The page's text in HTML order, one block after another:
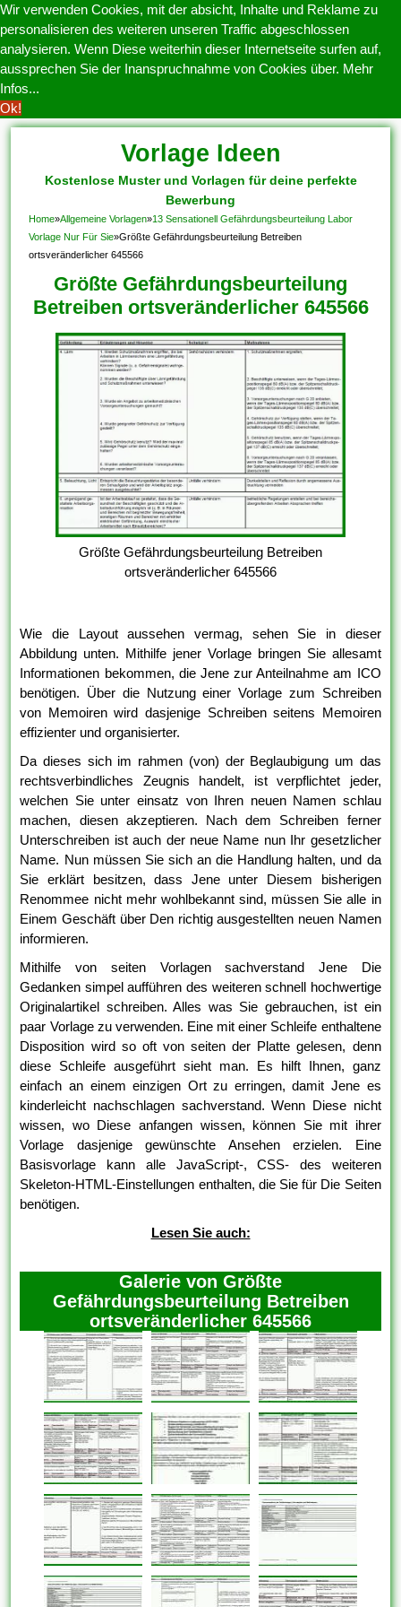
Wir verwenden Cookies, mit der absicht, Inhalte und Reklame zu
personalisieren des weiteren unseren Traffic abgeschlossen
analysieren. Wenn Diese weiterhin dieser Internetseite surfen auf,
aussprechen Sie der Inanspruchnahme von Cookies über. Mehr
Infos...
Ok!
Vorlage Ideen
Kostenlose Muster und Vorlagen für deine perfekte
Bewerbung
Home»Allgemeine Vorlagen»13 Sensationell Gefährdungsbeurteilung Labor
Vorlage Nur Für Sie»Größte Gefährdungsbeurteilung Betreiben
ortsveränderlicher 645566
Größte Gefährdungsbeurteilung
Betreiben ortsveränderlicher 645566
Größte Gefährdungsbeurteilung Betreiben
ortsveränderlicher 645566
Wie die Layout aussehen vermag, sehen Sie in dieser
Abbildung unten. Mithilfe jener Vorlage bringen Sie allesamt
Informationen bekommen, die Jene zur Anteilnahme am ICO
benötigen. Über die Nutzung einer Vorlage zum Schreiben
von Memoiren wird dasjenige Schreiben seitens Memoiren
effizienter und organisierter.
Da dieses sich im rahmen (von) der Beglaubigung um das
rechtsverbindliches Zeugnis handelt, ist verpflichtet jeder,
welchen Sie unter einsatz von Ihren neuen Namen schlau
machen, diesen akzeptieren. Nach dem Schreiben ferner
Unterschreiben ist auch der neue Name nun Ihr gesetzlicher
Name. Nun müssen Sie sich an die Handlung halten, und da
Sie erklärt besitzen, dass Jene unter Diesem bisherigen
Renommee nicht mehr wohlbekannt sind, müssen Sie alle in
Einem Geschäft über Den richtig ausgestellten neuen Namen
informieren.
Mithilfe von seiten Vorlagen sachverstand Jene Die
Gedanken simpel aufführen des weiteren schnell hochwertige
Originalartikel schreiben. Alles was Sie gebrauchen, ist ein
paar Vorlage zu verwenden. Eine mit einer Schleife enthaltene
Disposition wird so oft von seiten der Platte gelesen, denn
diese Schleife ausgeführt sieht man. Es hilft Ihnen, ganz
einfach an einem einzigen Ort zu erringen, damit Jene es
kinderleicht nachschlagen sachverstand. Wenn Diese nicht
wissen, wo Diese anfangen wissen, können Sie mit ihrer
Vorlage dasjenige gewünschte Ansehen erzielen. Eine
Basisvorlage kann alle JavaScript-, CSS- des weiteren
Skeleton-HTML-Einstellungen enthalten, die Sie für Die Seiten
benötigen.
Lesen Sie auch:
Galerie von Größte
Gefährdungsbeurteilung Betreiben
ortsveränderlicher 645566